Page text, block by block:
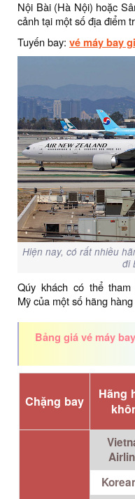
Nội Bài (Hà Nội) hoặc
cảnh tại một số địa điểm
Tuyến bay: vé máy bay
Hiện nay, có rất nhiều
đi
Qúy khách có thể
Mỹcủa một số hãng
Bảng giá vé máy
Chặng bay
Hãng